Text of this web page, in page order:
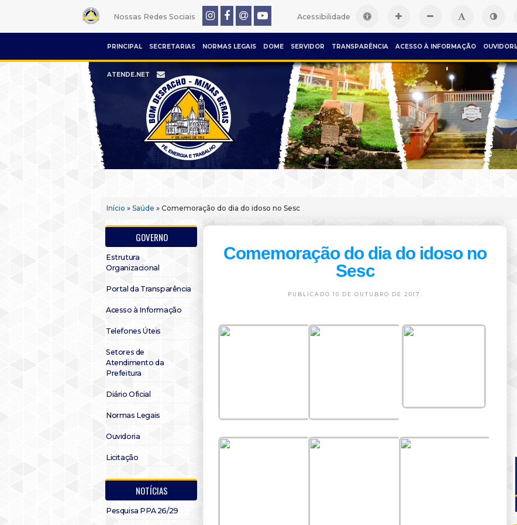
Nossas Redes Sociais Acessibilidade
PRINCIPAL SECRETARIAS NORMAS LEGAIS DOME SERVIDOR TRANSPARÊNCIA ACESSO À INFORMAÇÃO
ATENDE.NET
Início » Saúde » Comemoração do dia do idoso no Sesc
GOVERNO
Estrutura
Organizacional
Portal da Transparência
Acesso à Informação
Telefones Úteis
Setores de
Atendimento da
Prefeitura
Diário Oficial
Normas Legais
Ouvidoria
Licitação
NOTÍCIAS
Pesquisa PPA 26/29
Comemoração do dia do idoso no
Sesc
PUBLICADO 10 DE OUTUBRO DE 2017.